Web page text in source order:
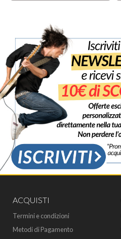
ACQUISTI
Termini e condizioni
Metodi di Pagamento